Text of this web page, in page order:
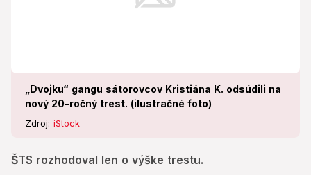
„Dvojku“ gangu sátorovcov Kristiána K. odsúdili na
nový 20-ročný trest. (ilustračné foto)
Zdroj: iStock
ŠTS rozhodoval len o výške trestu.